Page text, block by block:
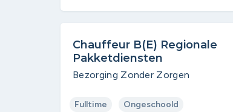
Chauffeur B(E) Regionale
Pakketdiensten
Bezorging Zonder Zorgen
Fulltime Ongeschoold